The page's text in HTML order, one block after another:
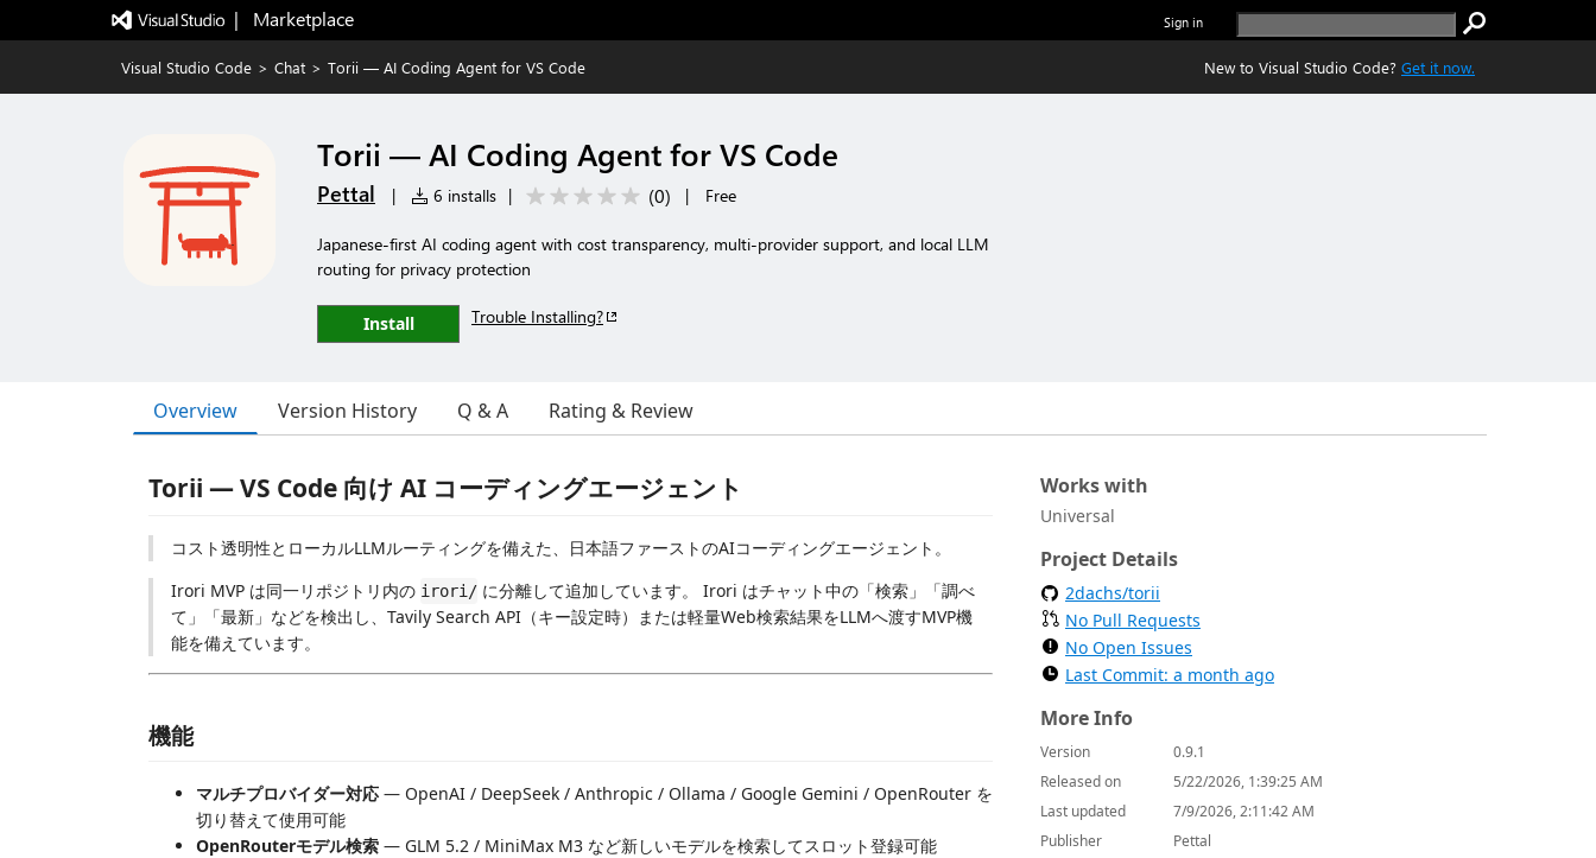
|   Marketplace Sign in
Visual Studio Code > Chat > Torii — AI Coding Agent for VS Code New to Visual Studio Code? Get it now.
Torii — AI Coding Agent for VS Code
Pettal | 6 installs | (0) | Free
Japanese-first AI coding agent with cost transparency, multi-provider support, and local LLM
routing for privacy protection
Install Trouble Installing?
Overview Version History Q & A Rating & Review
Torii — VS Code 向け AI コーディングエージェント
コスト透明性とローカルLLMルーティングを備えた、日本語ファーストのAIコーディングエージェント。
Irori MVP は同一リポジトリ内の irori/ に分離して追加しています。 Irori はチャット中の「検索」「調べ
て」「最新」などを検出し、Tavily Search API（キー設定時）または軽量Web検索結果をLLMへ渡すMVP機
能を備えています。
機能
マルチプロバイダー対応 — OpenAI / DeepSeek / Anthropic / Ollama / Google Gemini / OpenRouter を
切り替えて使用可能
OpenRouterモデル検索 — GLM 5.2 / MiniMax M3 など新しいモデルを検索してスロット登録可能
Works with
Universal
Project Details
2dachs/torii
No Pull Requests
No Open Issues
Last Commit: a month ago
More Info
Version
0.9.1
Released on
5/22/2026, 1:39:25 AM
Last updated
7/9/2026, 2:11:42 AM
Publisher
Pettal